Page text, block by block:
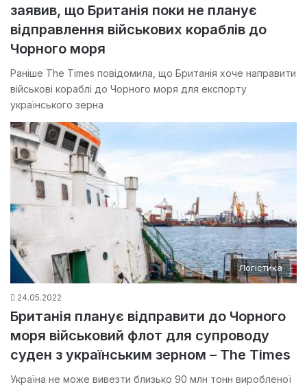
заявив, що Британія поки не планує
відправлення військових кораблів до
Чорного моря
Раніше The Times повідомила, що Британія хоче направити
військові кораблі до Чорного моря для експорту
українського зерна
Логістика
24.05.2022
Британія планує відправити до Чорного
моря військовий флот для супроводу
суден з українським зерном – The Times
Україна не може вивезти близько 90 млн тонн виробленої